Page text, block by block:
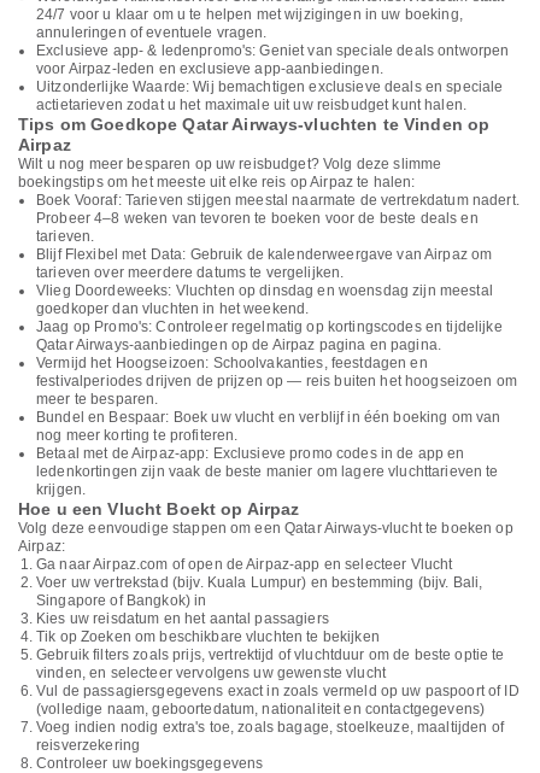
24/7 voor u klaar om u te helpen met wijzigingen in uw boeking,
annuleringen of eventuele vragen.
Exclusieve app- & ledenpromo's: Geniet van speciale deals ontworpen
voor Airpaz-leden en exclusieve app-aanbiedingen.
Uitzonderlijke Waarde: Wij bemachtigen exclusieve deals en speciale
actietarieven zodat u het maximale uit uw reisbudget kunt halen.
Tips om Goedkope Qatar Airways-vluchten te Vinden op
Airpaz
Wilt u nog meer besparen op uw reisbudget? Volg deze slimme
boekingstips om het meeste uit elke reis op Airpaz te halen:
Boek Vooraf: Tarieven stijgen meestal naarmate de vertrekdatum nadert.
Probeer 4–8 weken van tevoren te boeken voor de beste deals en
tarieven.
Blijf Flexibel met Data: Gebruik de kalenderweergave van Airpaz om
tarieven over meerdere datums te vergelijken.
Vlieg Doordeweeks: Vluchten op dinsdag en woensdag zijn meestal
goedkoper dan vluchten in het weekend.
Jaag op Promo's: Controleer regelmatig op kortingscodes en tijdelijke
Qatar Airways-aanbiedingen op de Airpaz pagina en pagina.
Vermijd het Hoogseizoen: Schoolvakanties, feestdagen en
festivalperiodes drijven de prijzen op — reis buiten het hoogseizoen om
meer te besparen.
Bundel en Bespaar: Boek uw vlucht en verblijf in één boeking om van
nog meer korting te profiteren.
Betaal met de Airpaz-app: Exclusieve promo codes in de app en
ledenkortingen zijn vaak de beste manier om lagere vluchttarieven te
krijgen.
Hoe u een Vlucht Boekt op Airpaz
Volg deze eenvoudige stappen om een Qatar Airways-vlucht te boeken op
Airpaz:
Ga naar Airpaz.com of open de Airpaz-app en selecteer Vlucht
Voer uw vertrekstad (bijv. Kuala Lumpur) en bestemming (bijv. Bali,
Singapore of Bangkok) in
Kies uw reisdatum en het aantal passagiers
Tik op Zoeken om beschikbare vluchten te bekijken
Gebruik filters zoals prijs, vertrektijd of vluchtduur om de beste optie te
vinden, en selecteer vervolgens uw gewenste vlucht
Vul de passagiersgegevens exact in zoals vermeld op uw paspoort of ID
(volledige naam, geboortedatum, nationaliteit en contactgegevens)
Voeg indien nodig extra's toe, zoals bagage, stoelkeuze, maaltijden of
reisverzekering
Controleer uw boekingsgegevens